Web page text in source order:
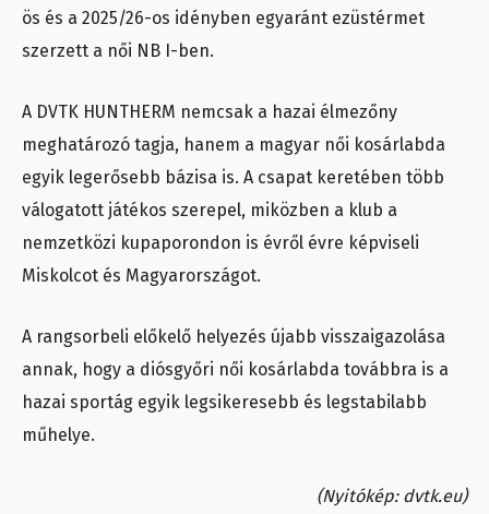
ös és a 2025/26-os idényben egyaránt ezüstérmet
szerzett a női NB I-ben.
A DVTK HUNTHERM nemcsak a hazai élmezőny
meghatározó tagja, hanem a magyar női kosárlabda
egyik legerősebb bázisa is. A csapat keretében több
válogatott játékos szerepel, miközben a klub a
nemzetközi kupaporondon is évről évre képviseli
Miskolcot és Magyarországot.
A rangsorbeli előkelő helyezés újabb visszaigazolása
annak, hogy a diósgyőri női kosárlabda továbbra is a
hazai sportág egyik legsikeresebb és legstabilabb
műhelye.
(Nyitókép: dvtk.eu)